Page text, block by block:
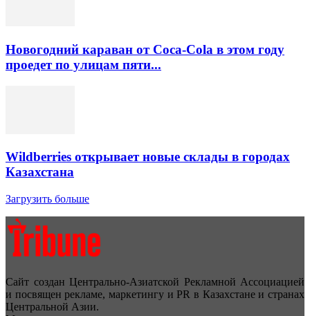
Новогодний караван от Coca-Cola в этом году
проедет по улицам пяти...
Wildberries открывает новые склады в городах
Казахстана
Загрузить больше
Сайт создан Центрально-Азиатской Рекламной Ассоциацией
и посвящен рекламе, маркетингу и PR в Казахстане и странах
Центральной Азии.